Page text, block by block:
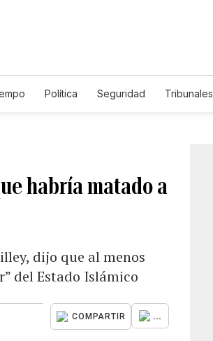
Política Seguridad Tribunales
habría matado a
dijo que al menos
del Estado Islámico
COMPARTIR ...